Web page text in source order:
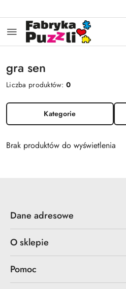
gra sen
Liczba produktów:0
Kategorie
Brak produktów do wyświetlenia
Dane adresowe
O sklepie
Pomoc